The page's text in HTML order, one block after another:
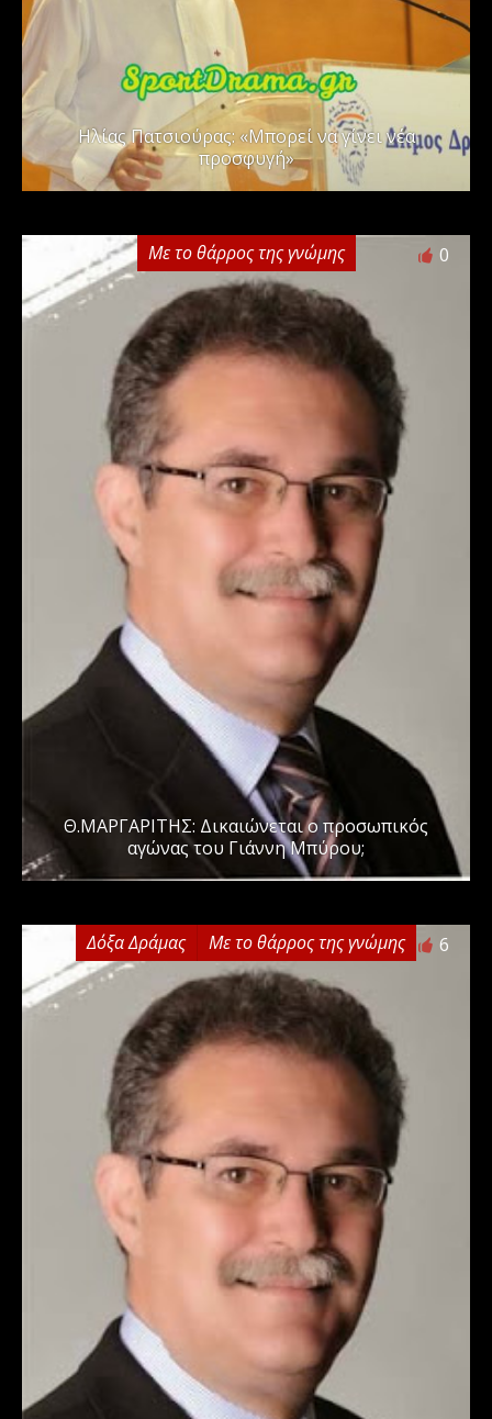
Ηλίας Πατσιούρας: «Μπορεί να γίνει νέα
προσφυγή»
Με το θάρρος της γνώμης 0
Θ.ΜΑΡΓΑΡΙΤΗΣ: Δικαιώνεται ο προσωπικός
αγώνας του Γιάννη Μπύρου;
Δόξα Δράμας Με το θάρρος της γνώμης 6